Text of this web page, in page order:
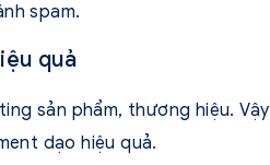
spam.
quả
sản phẩm, thương hiệu. Vậy
dạo hiệu quả.